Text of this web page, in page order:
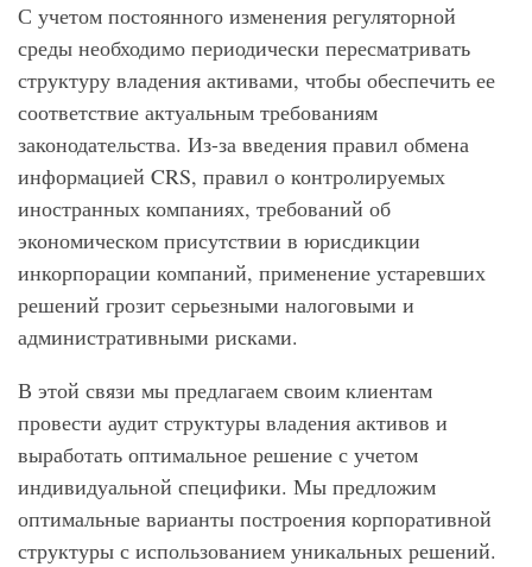
С учетом постоянного изменения регуляторной
среды необходимо периодически пересматривать
структуру владения активами, чтобы обеспечить ее
соответствие актуальным требованиям
законодательства. Из-за введения правил обмена
информацией CRS, правил о контролируемых
иностранных компаниях, требований об
экономическом присутствии в юрисдикции
инкорпорации компаний, применение устаревших
решений грозит серьезными налоговыми и
административными рисками.
В этой связи мы предлагаем своим клиентам
провести аудит структуры владения активов и
выработать оптимальное решение с учетом
индивидуальной специфики. Мы предложим
оптимальные варианты построения корпоративной
структуры с использованием уникальных решений.